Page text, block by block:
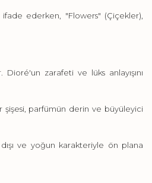
ederken, "Flowers" (Çiçekler),
Dioré'un zarafeti ve lüks anlayışını
şişesi, parfümün derin ve büyüleyici
ve yoğun karakteriyle ön plana